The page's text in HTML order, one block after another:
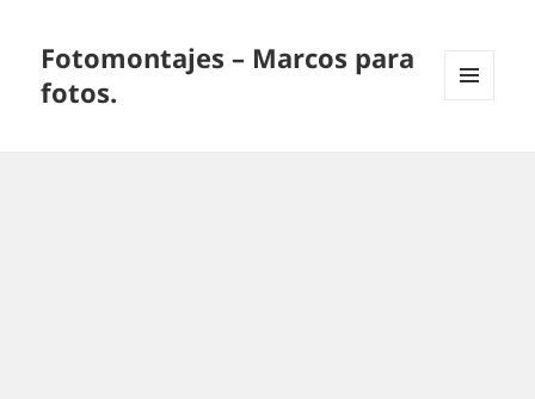
Fotomontajes – Marcos para
fotos.